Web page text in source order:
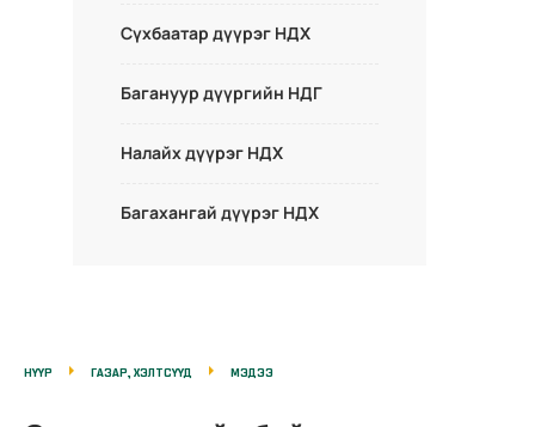
Сүхбаатар дүүрэг НДХ
Багануур дүүргийн НДГ
Налайх дүүрэг НДХ
Багахангай дүүрэг НДХ
НҮҮР ГАЗАР, ХЭЛТСҮҮД МЭДЭЭ